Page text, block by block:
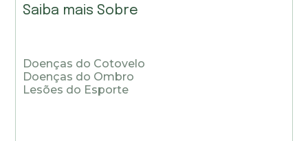
Saiba mais Sobre
Doenças do Cotovelo
Doenças do Ombro
Lesões do Esporte